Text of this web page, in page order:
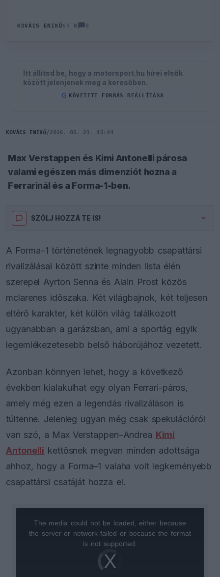
KOVÁCS ENIKŐ69 N 0
Itt állítsd be, hogy a motorsport.hu hírei elsők
között jelenjenek meg a keresőben.
G KÖVETETT FORRÁS BEÁLLÍTÁSA
KOVÁCS ENIKŐ/ 2026. 05. 31. 15:44
Max Verstappen és Kimi Antonelli párosa
valami egészen más dimenziót hozna a
Ferrarinál és a Forma-1-ben.
SZÓLJ HOZZÁ TE IS!
A Forma–1 történetének legnagyobb csapattársi
rivalizálásai között szinte minden lista élén
szerepel Ayrton Senna és Alain Prost közös
mclarenes időszaka. Két világbajnok, két teljesen
eltérő karakter, két külön világ találkozott
ugyanabban a garázsban, ami a sportág egyik
legemlékezetesebb belső háborújához vezetett.
Azonban könnyen lehet, hogy a következő
években kialakulhat egy olyan Ferrari-páros,
amely még ezen a legendás rivalizáláson is
túltenne. Jelenleg ugyan még csak spekulációról
van szó, a Max Verstappen–Andrea Kimi
Antonelli kettősnek megvan minden adottsága
ahhoz, hogy a Forma–1 valaha volt legkeményebb
csapattársi csatáját hozza el.
Video
Player
is
loading.
The media could not be loaded, either because
the server or network failed or because the format
is not supported.